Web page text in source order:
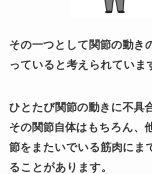
その一つとして関節の動き
っていると考えられていま
ひとたび関節の動きに不具
その関節自体はもちろん、
節をまたいでいる筋肉にま
ることがあります。